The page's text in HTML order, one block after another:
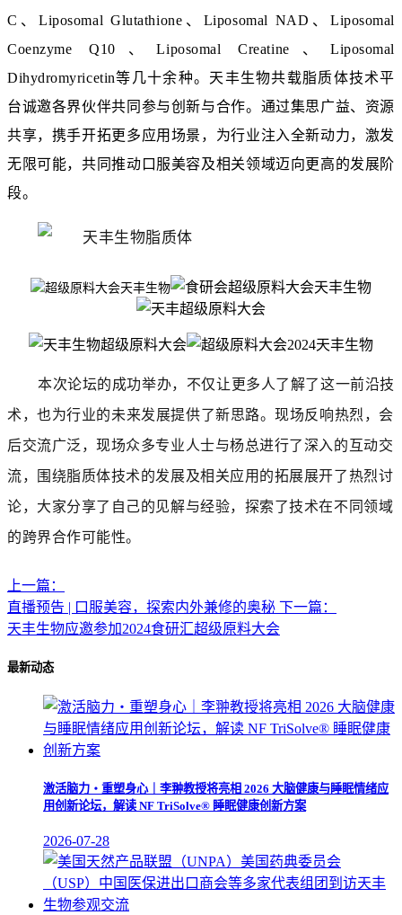
C、Liposomal Glutathione、Liposomal NAD、Liposomal
Coenzyme Q10、Liposomal Creatine、Liposomal
Dihydromyricetin等几十余种。 天丰生物共载脂质体技术平
台诚邀各界伙伴共同参与创新与合作。通过集思广益、资源
共享，携手开拓更多应用场景，为行业注入全新动力，激发
无限可能，共同推动口服美容及相关领域迈向更高的发展阶
段。
本次论坛的成功举办，不仅让更多人了解了这一前沿技
术，也为行业的未来发展提供了新思路。现场反响热烈，会
后交流广泛，现场众多专业人士与杨总进行了深入的互动交
流，围绕脂质体技术的发展及相关应用的拓展展开了热烈讨
论，大家分享了自己的见解与经验，探索了技术在不同领域
的跨界合作可能性。
上一篇：
直播预告 | 口服美容，探索内外兼修的奥秘 下一篇：
天丰生物应邀参加2024食研汇超级原料大会
最新动态
激活脑力・重塑身心｜李翀教授将亮相 2026 大脑健康与睡眠情绪应
用创新论坛，解读 NF TriSolve® 睡眠健康创新方案
2026-07-28